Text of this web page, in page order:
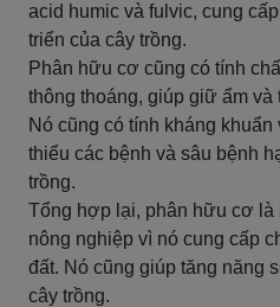
acid humic và fulvic, cung
triển của cây trồng.
Phân hữu cơ cũng có tính
thông thoáng, giúp giữ ẩm và
Nó cũng có tính kháng
thiểu các bệnh và sâu bệnh
trồng.
Tổng hợp lại, phân hữu cơ là
nông nghiệp vì nó cung cấp
đất. Nó cũng giúp tăng năng
cây trồng.